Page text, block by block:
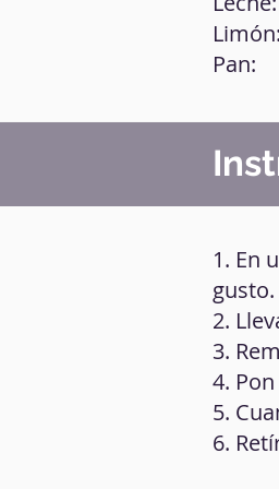
Limón:
Pan:
1. En
gusto.
2.
3.
4.
5.
6.